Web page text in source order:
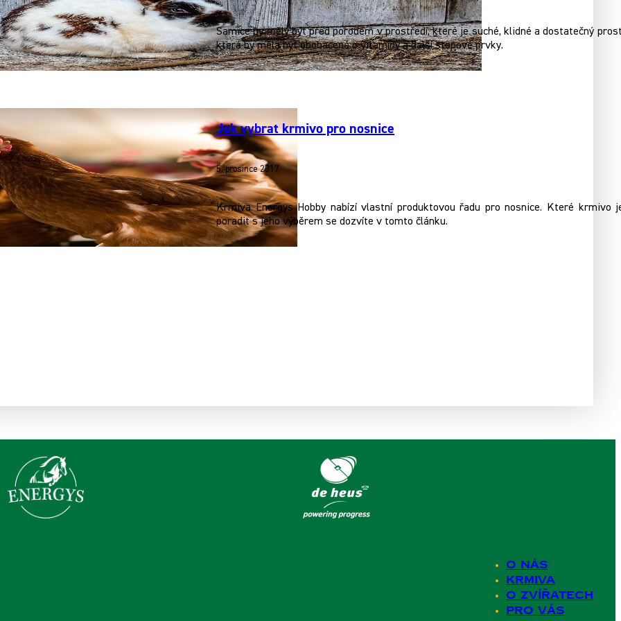
Samice by měly být před porodem v prostředí, které je suché, klidné a dostatečný
která by měla být obohacená o vitamíny a další stopové prvky.
Jak vybrat krmivo pro nosnice
5. prosince 2017
Krmiva Energys Hobby nabízí vlastní produktovou řadu pro nosnice. Které krmivo
poradit s jeho výběrem se dozvíte v tomto článku.
O nás
Krmiva
O zvířatech
Pro Vás